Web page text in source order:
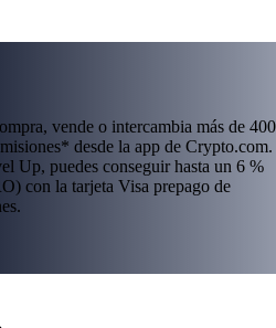
vende o intercambia más de 400
desde la app de Crypto.com.
Up, puedes conseguir hasta un 6 %
con la tarjeta Visa prepago de